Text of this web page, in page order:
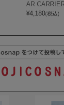
AR CARRIER
¥4,180(税込)